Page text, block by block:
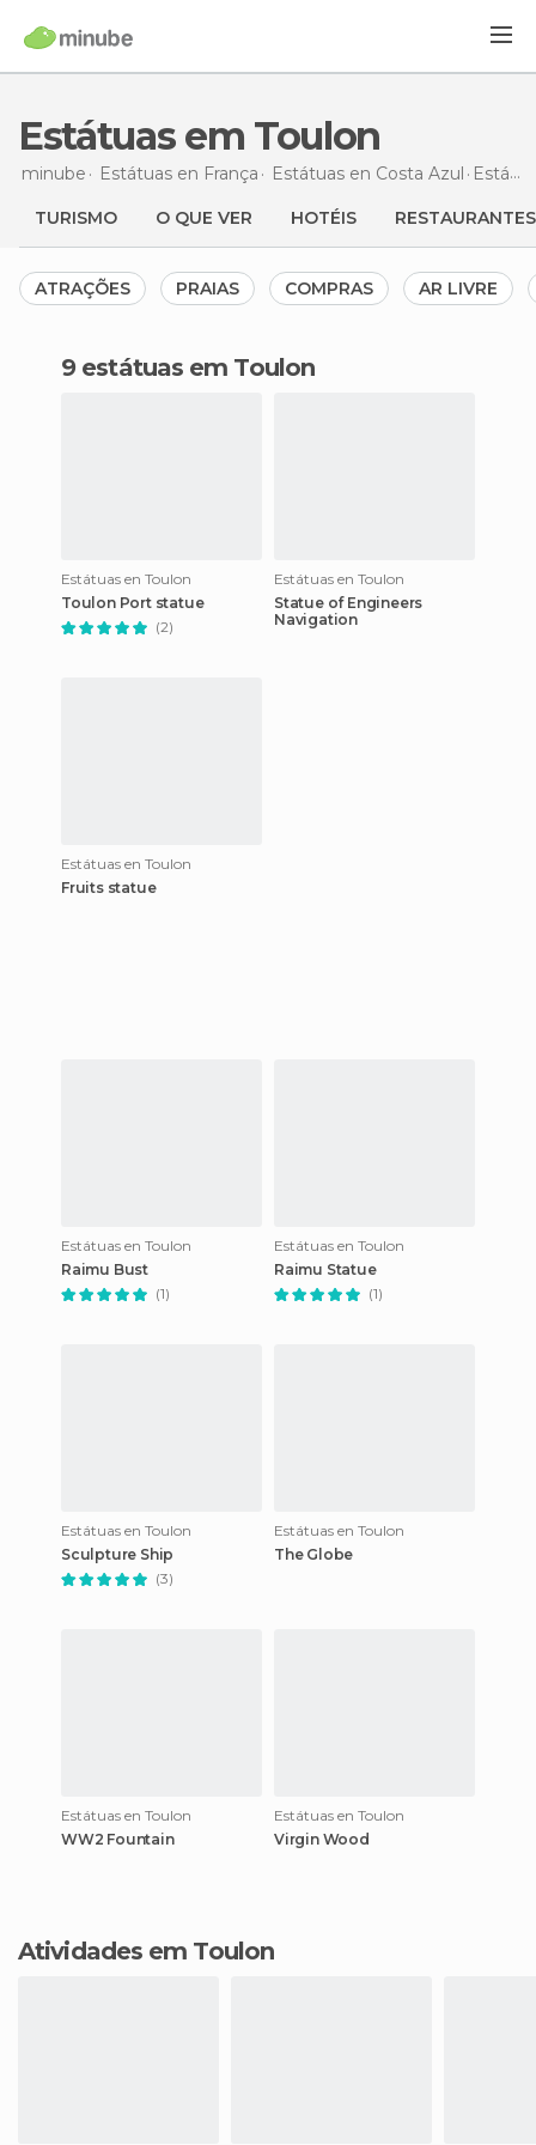
Estátuas em Toulon
minube Estátuas en França Estátuas en Costa Azul Estátuas
TURISMO O QUE VER HOTÉIS RESTAURANTES
ATRAÇÕES PRAIAS COMPRAS AR LIVRE
9 estátuas em Toulon
Estátuas en Toulon
Toulon Port statue
(2)
Estátuas en Toulon
Statue of Engineers
Navigation
Estátuas en Toulon
Fruits statue
Estátuas en Toulon
Raimu Bust
(1)
Estátuas en Toulon
Raimu Statue
(1)
Estátuas en Toulon
Sculpture Ship
(3)
Estátuas en Toulon
The Globe
Estátuas en Toulon
WW2 Fountain
Estátuas en Toulon
Virgin Wood
Atividades em Toulon